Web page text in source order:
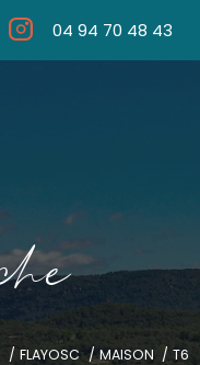
04 94 70 48 43
e
FLAYOSC MAISON T6